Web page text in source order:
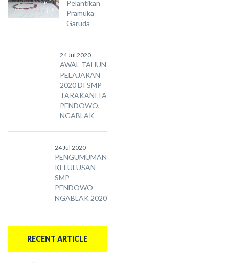
Pelantikan
Pramuka
Garuda
24 Jul 2020
AWAL TAHUN
PELAJARAN
2020 DI SMP
TARAKANITA
PENDOWO,
NGABLAK
24 Jul 2020
PENGUMUMAN
KELULUSAN
SMP
PENDOWO
NGABLAK 2020
RECENT ARTICLE